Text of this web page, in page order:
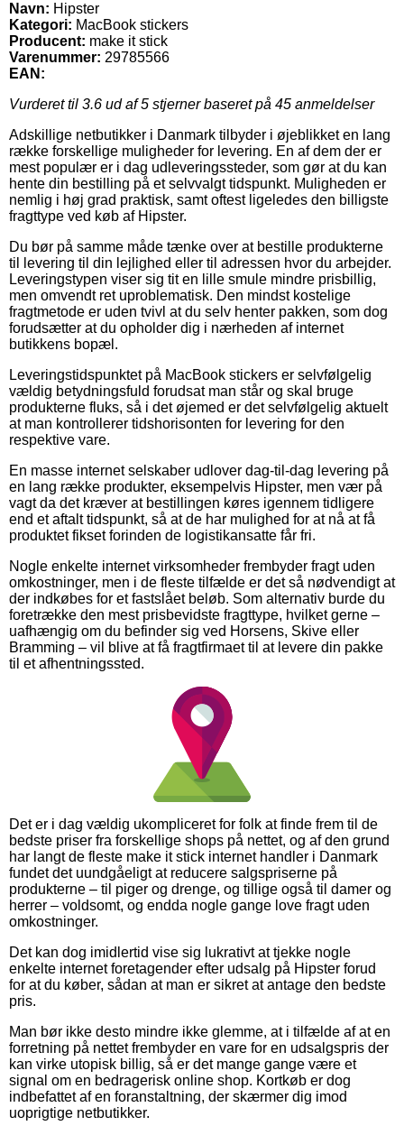
Navn: Hipster
Kategori: MacBook stickers
Producent: make it stick
Varenummer: 29785566
EAN:
Vurderet til 3.6 ud af 5 stjerner baseret på 45 anmeldelser
Adskillige netbutikker i Danmark tilbyder i øjeblikket en lang
række forskellige muligheder for levering. En af dem der er
mest populær er i dag udleveringssteder, som gør at du kan
hente din bestilling på et selvvalgt tidspunkt. Muligheden er
nemlig i høj grad praktisk, samt oftest ligeledes den billigste
fragttype ved køb af Hipster.
Du bør på samme måde tænke over at bestille produkterne
til levering til din lejlighed eller til adressen hvor du arbejder.
Leveringstypen viser sig tit en lille smule mindre prisbillig,
men omvendt ret uproblematisk. Den mindst kostelige
fragtmetode er uden tvivl at du selv henter pakken, som dog
forudsætter at du opholder dig i nærheden af internet
butikkens bopæl.
Leveringstidspunktet på MacBook stickers er selvfølgelig
vældig betydningsfuld forudsat man står og skal bruge
produkterne fluks, så i det øjemed er det selvfølgelig aktuelt
at man kontrollerer tidshorisonten for levering for den
respektive vare.
En masse internet selskaber udlover dag-til-dag levering på
en lang række produkter, eksempelvis Hipster, men vær på
vagt da det kræver at bestillingen køres igennem tidligere
end et aftalt tidspunkt, så at de har mulighed for at nå at få
produktet fikset forinden de logistikansatte får fri.
Nogle enkelte internet virksomheder frembyder fragt uden
omkostninger, men i de fleste tilfælde er det så nødvendigt at
der indkøbes for et fastslået beløb. Som alternativ burde du
foretrække den mest prisbevidste fragttype, hvilket gerne –
uafhængig om du befinder sig ved Horsens, Skive eller
Bramming – vil blive at få fragtfirmaet til at levere din pakke
til et afhentningssted.
Det er i dag vældig ukompliceret for folk at finde frem til de
bedste priser fra forskellige shops på nettet, og af den grund
har langt de fleste make it stick internet handler i Danmark
fundet det uundgåeligt at reducere salgspriserne på
produkterne – til piger og drenge, og tillige også til damer og
herrer – voldsomt, og endda nogle gange love fragt uden
omkostninger.
Det kan dog imidlertid vise sig lukrativt at tjekke nogle
enkelte internet foretagender efter udsalg på Hipster forud
for at du køber, sådan at man er sikret at antage den bedste
pris.
Man bør ikke desto mindre ikke glemme, at i tilfælde af at en
forretning på nettet frembyder en vare for en udsalgspris der
kan virke utopisk billig, så er det mange gange være et
signal om en bedragerisk online shop. Kortkøb er dog
indbefattet af en foranstaltning, der skærmer dig imod
uoprigtige netbutikker.